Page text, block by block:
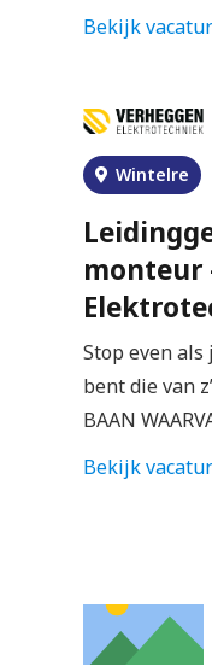
Bekijk
Wintelre
monteur
Stop even
bent die van
BAAN
Bekijk